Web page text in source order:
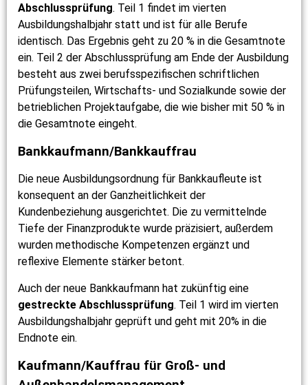
Abschlussprüfung. Teil 1 findet im vierten
Ausbildungshalbjahr statt und ist für alle Berufe
identisch. Das Ergebnis geht zu 20 % in die Gesamtnote
ein. Teil 2 der Abschlussprüfung am Ende der Ausbildung
besteht aus zwei berufsspezifischen schriftlichen
Prüfungsteilen, Wirtschafts- und Sozialkunde sowie der
betrieblichen Projektaufgabe, die wie bisher mit 50 % in
die Gesamtnote eingeht.
Bankkaufmann/Bankkauffrau
Die neue Ausbildungsordnung für Bankkaufleute ist
konsequent an der Ganzheitlichkeit der
Kundenbeziehung ausgerichtet. Die zu vermittelnde
Tiefe der Finanzprodukte wurde präzisiert, außerdem
wurden methodische Kompetenzen ergänzt und
reflexive Elemente stärker betont.
Auch der neue Bankkaufmann hat zukünftig eine
gestreckte Abschlussprüfung. Teil 1 wird im vierten
Ausbildungshalbjahr geprüft und geht mit 20% in die
Endnote ein.
Kaufmann/Kauffrau für Groß- und